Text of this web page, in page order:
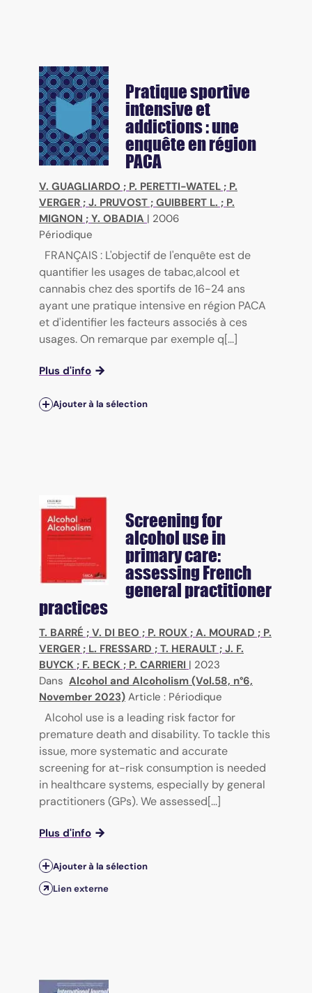
Pratique sportive
intensive et
addictions : une
enquête en région
PACA
V. GUAGLIARDO ; P. PERETTI-WATEL ; P.
VERGER ; J. PRUVOST ; GUIBBERT L. ; P.
MIGNON ; Y. OBADIA | 2006
Périodique
FRANÇAIS : L'objectif de l'enquête est de
quantifier les usages de tabac,alcool et
cannabis chez des sportifs de 16-24 ans
ayant une pratique intensive en région PACA
et d'identifier les facteurs associés à ces
usages. On remarque par exemple q[...]
Plus d'info
Ajouter à la sélection
Screening for
alcohol use in
primary care:
assessing French
general practitioner
practices
T. BARRÉ ; V. DI BEO ; P. ROUX ; A. MOURAD ; P.
VERGER ; L. FRESSARD ; T. HERAULT ; J. F.
BUYCK ; F. BECK ; P. CARRIERI | 2023
Dans Alcohol and Alcoholism (Vol.58, n°6,
November 2023) Article : Périodique
Alcohol use is a leading risk factor for
premature death and disability. To tackle this
issue, more systematic and accurate
screening for at-risk consumption is needed
in healthcare systems, especially by general
practitioners (GPs). We assessed[...]
Plus d'info
Ajouter à la sélection
Lien externe